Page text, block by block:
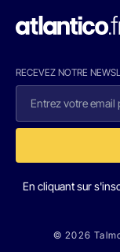
RECEVEZ NOTRE
En cliquant sur
© 2026